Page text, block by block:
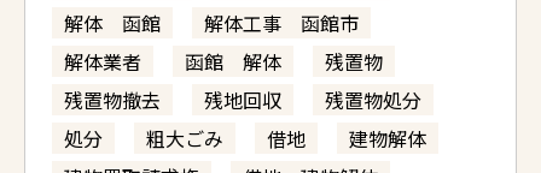
解体 函館
解体工事 函館市
解体業者
函館 解体
残置物
残置物撤去
残地回収
残置物処分
処分
粗大ごみ 借地
建物解体